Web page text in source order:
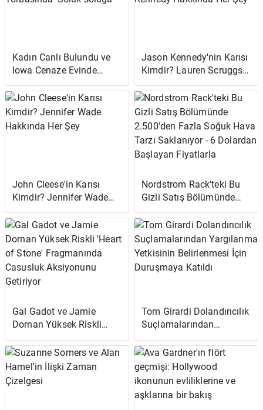
Kadın Canlı Bulundu ve
Iowa Cenaze Evinde
Ceset Torbasında 'Soluk
soluğa'
Jason Kennedy'nin Karısı
Kimdir? Lauren Scruggs
Kennedy Hakkında Her
Şey
John Cleese'in Karısı
Kimdir? Jennifer Wade
Hakkında Her Şey
Nordstrom Rack'teki Bu
Gizli Satış Bölümünde
2.500'den Fazla Soğuk
Hava Tarzı Saklanıyor - 6
Dolardan Başlayan
Fiyatlarla
Gal Gadot ve Jamie
Dornan Yüksek Riskli
'Heart of Stone'
Fragmanında Casusluk
Aksiyonunu Getiriyor
Tom Girardi Dolandırıcılık
Suçlamalarından
Yargılanma Yetkisinin
Belirlenmesi İçin
Duruşmaya Katıldı